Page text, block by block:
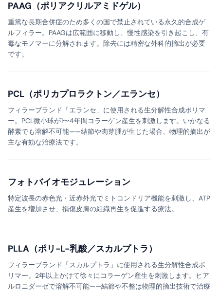
PAAG（ポリアクリルアミドゲル）
重篤な長期合併症のため多くの国で禁止されている永久的合成ゲ
ルフィラー。PAAGは広範囲に移動し、慢性感染を引き起こし、有
毒なモノマーに分解されます。除去には精密な外科的摘出が必要
です。
PCL（ポリカプロラクトン／エランセ）
フィラーブランド「エランセ」に使用される生分解性合成ポリマ
ー。PCL微小球が1〜4年間コラーゲン産生を刺激します。いかなる
酵素でも溶解不可能——結節や肉芽腫が生じた場合、物理的摘出が
主な有効な治療法です。
フォトバイオモジュレーション
特定波長の赤色光・近赤外光でミトコンドリア機能を刺激し、ATP
産生を増加させ、損傷皮膚の組織再生を促進する療法。
PLLA（ポリ-L-乳酸／スカルプトラ）
フィラーブランド「スカルプトラ」に使用される生分解性合成ポ
リマー。2年以上かけて徐々にコラーゲン産生を刺激します。ヒア
ルロニダーゼで溶解不可能——結節や不整は物理的摘出技術で治療